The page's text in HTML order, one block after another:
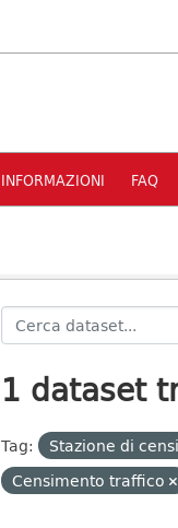
INFORMAZIONI FAQ
1 dataset
Tag: Stazione di
Censimento traffico